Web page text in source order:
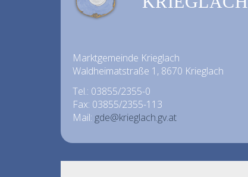
Marktgemeinde Krieglach
Waldheimatstraße 1, 8670 Krieglach
Tel.: 03855/2355-0
Fax: 03855/2355-113
Mail: gde@krieglach.gv.at